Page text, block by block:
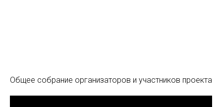
Общее собрание организаторов и участников проекта